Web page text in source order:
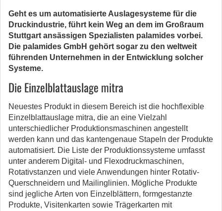
Geht es um automatisierte Auslagesysteme für die
Druckindustrie, führt kein Weg an dem im Großraum
Stuttgart ansässigen Spezialisten palamides vorbei.
Die palamides GmbH gehört sogar zu den weltweit
führenden Unternehmen in der Entwicklung solcher
Systeme.
Die Einzelblattauslage mitra
Neuestes Produkt in diesem Bereich ist die hochflexible
Einzelblattauslage mitra, die an eine Vielzahl
unterschiedlicher Produktionsmaschinen angestellt
werden kann und das kantengenaue Stapeln der Produkte
automatisiert. Die Liste der Produktionssysteme umfasst
unter anderem Digital- und Flexodruckmaschinen,
Rotativstanzen und viele Anwendungen hinter Rotativ-
Querschneidern und Mailinglinien. Mögliche Produkte
sind jegliche Arten von Einzelblättern, formgestanzte
Produkte, Visitenkarten sowie Trägerkarten mit